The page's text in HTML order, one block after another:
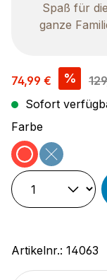
Spaß für die
ganze
Verkaufspreis:
74,99 € %
Sofort
Farbeauswählen
rot blau
(Diese
Artikelnr.: 14063